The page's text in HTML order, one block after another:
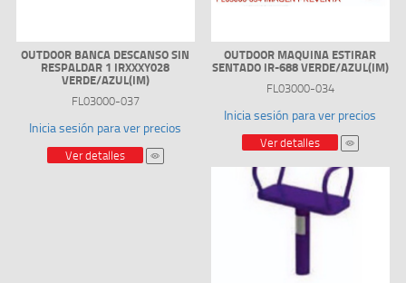
OUTDOOR BANCA DESCANSO SIN
RESPALDAR 1 IRXXXY028
VERDE/AZUL(IM)
FL03000-037
Inicia sesión para ver precios
Ver detalles
OUTDOOR MAQUINA ESTIRAR
SENTADO IR-688 VERDE/AZUL(IM)
FL03000-034
Inicia sesión para ver precios
Ver detalles